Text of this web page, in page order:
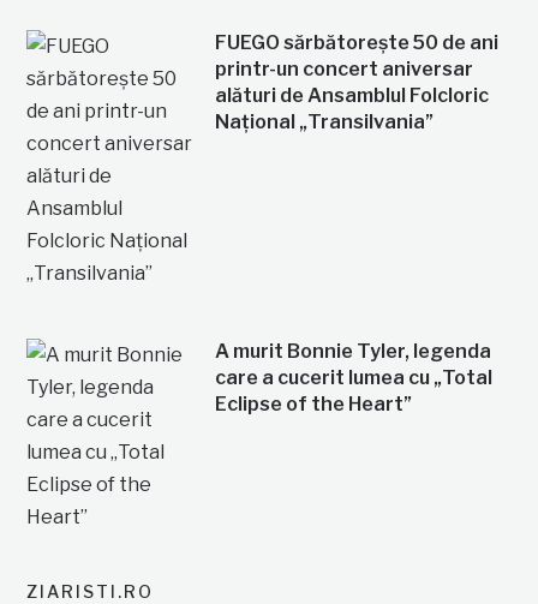
FUEGO sărbătorește 50 de ani
printr-un concert aniversar
alături de Ansamblul Folcloric
Național „Transilvania”
A murit Bonnie Tyler, legenda
care a cucerit lumea cu „Total
Eclipse of the Heart”
ZIARISTI.RO